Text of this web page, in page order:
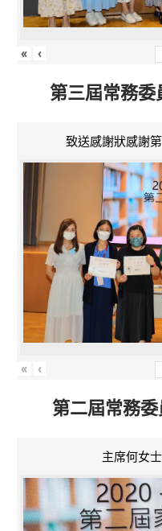
« ‹
第三屆常務
致送感謝狀感謝
« ‹
第二屆常務
主席何女